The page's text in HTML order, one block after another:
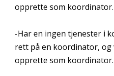
opprette som koordinator.
-Har en ingen tjenester i
rett på en koordinator, og
opprette som koordinator.